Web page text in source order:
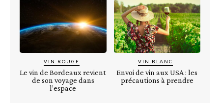
VIN ROUGE
Le vin de Bordeaux revient
de son voyage dans
l’espace
VIN BLANC
Envoi de vin aux USA : les
précautions à prendre